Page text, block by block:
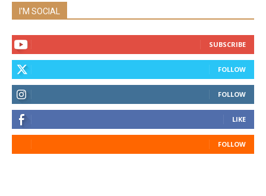
I'M SOCIAL
SUBSCRIBE
FOLLOW
FOLLOW
LIKE
FOLLOW